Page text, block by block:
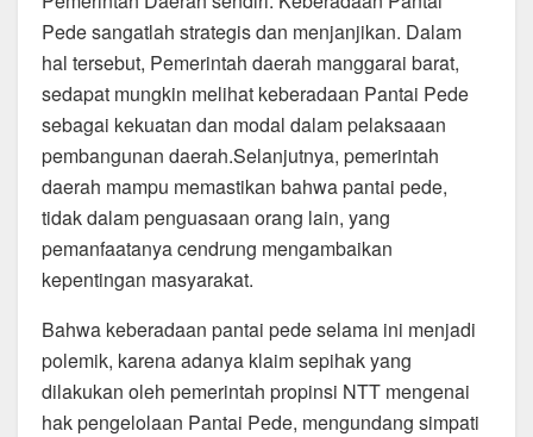
Pede sangatlah strategis dan menjanjikan. Dalam
hal tersebut, Pemerintah daerah manggarai barat,
sedapat mungkin melihat keberadaan Pantai Pede
sebagai kekuatan dan modal dalam pelaksaaan
pembangunan daerah.Selanjutnya, pemerintah
daerah mampu memastikan bahwa pantai pede,
tidak dalam penguasaan orang lain, yang
pemanfaatanya cendrung mengambaikan
kepentingan masyarakat.
Bahwa keberadaan pantai pede selama ini menjadi
polemik, karena adanya klaim sepihak yang
dilakukan oleh pemerintah propinsi NTT mengenai
hak pengelolaan Pantai Pede, mengundang simpati